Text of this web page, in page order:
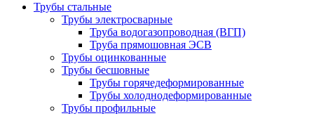
Трубы стальные
Трубы электросварные
Труба водогазопроводная (ВГП)
Труба прямошовная ЭСВ
Трубы оцинкованные
Трубы бесшовные
Трубы горячедеформированные
Трубы холоднодеформированные
Трубы профильные